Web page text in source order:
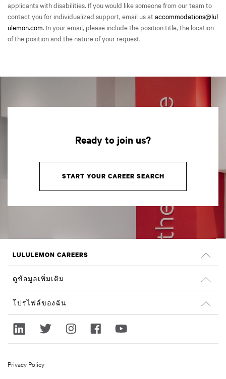
applicants with disabilities. If you would like someone from our team to
contact you for individualized support, email us at accommodations@lul
ulemon.com. In your email, please include the position title, the location
of the position and the nature of your request.
Ready to join us?
START YOUR CAREER SEARCH
LULULEMON CAREERS
ตำแหน่งงาน
ค้นหางาน
ดูข้อมูลเพิ่มเติม
รีวิวจาก Glassdoor
ความยั่งยืนและผลลัพธ์ทางสังคม
lululemon.com
โปรไฟล์ของฉัน
ลงชื่อเข้าใช้
Privacy Policy